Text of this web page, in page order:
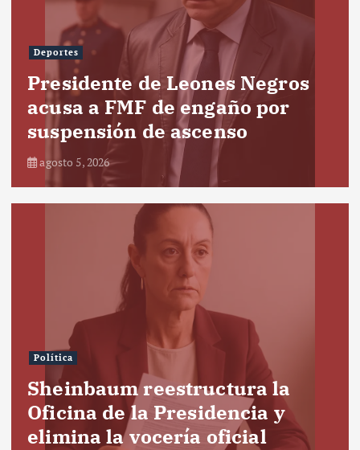
Deportes
Presidente de Leones Negros
acusa a FMF de engaño por
suspensión de ascenso
agosto 5, 2026
Política
Sheinbaum reestructura la
Oficina de la Presidencia y
elimina la vocería oficial